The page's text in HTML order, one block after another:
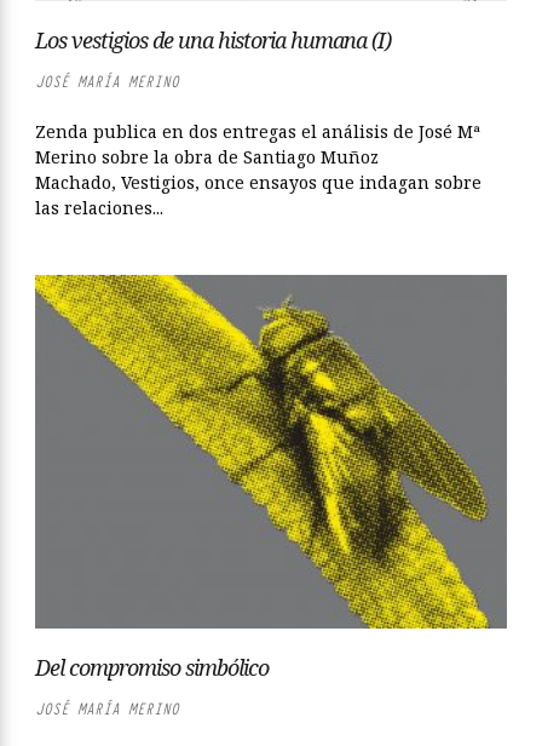
Los vestigios de una historia humana (I)
JOSÉ MARÍA MERINO
Zenda publica en dos entregas el análisis de José Mª
Merino sobre la obra de Santiago Muñoz
Machado, Vestigios, once ensayos que indagan sobre
las relaciones...
Del compromiso simbólico
JOSÉ MARÍA MERINO